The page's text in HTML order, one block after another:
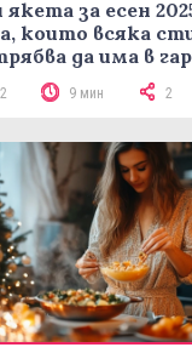
за есен
които всяка
да има в
9 мин 2